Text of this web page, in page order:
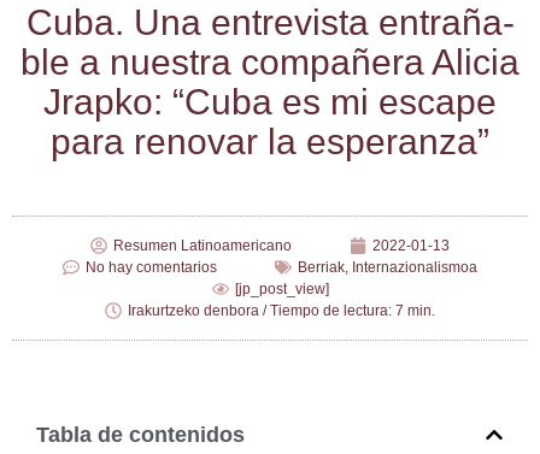
Cuba. Una entre­vis­ta entra­ña­
ble a nues­tra com­pa­ñe­ra Ali­cia
Jrap­ko: “Cuba es mi esca­pe
para reno­var la esperanza”
Resumen Latinoamericano
2022-01-13
No hay comentarios
Berriak Internazionalismoa
[jp_post_view]
Irakurtzeko denbora / Tiempo de lectura: 7 min.
Tabla de contenidos